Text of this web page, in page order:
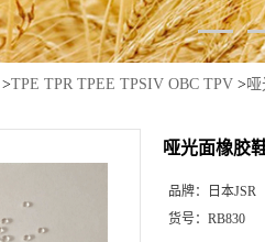
>TPE TPR TPEE TPSIV OBC TPV >
哑光面橡胶
品牌：
日本JSR
货号： RB830